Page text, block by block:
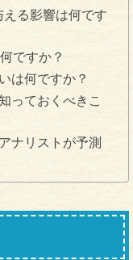
る影響は何です
ですか？
は何ですか？
っておくべきこ
ナリストが予測